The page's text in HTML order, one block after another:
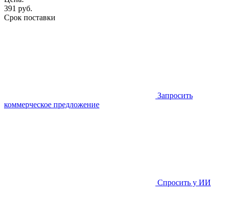
391 руб.
Срок поставки
Запросить
коммерческое предложение
Спросить у ИИ